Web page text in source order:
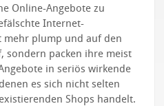
Online-Angebote zu
Internet-
plump und auf den
sondern packen ihre meist
in seriös wirkende
es sich nicht selten
Shops handelt.